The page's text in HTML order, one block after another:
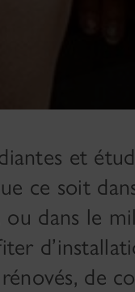
et
ce soit
dans le
de